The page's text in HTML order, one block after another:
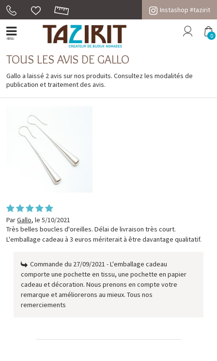
Instashop #tazirit
MENU 0
TOUS LES AVIS DE GALLO
Gallo a laissé 2 avis sur nos produits. Consultez lesmodalités de
publication et traitement des avis.
ParGallo,le 5/10/2021
Très belles boucles d'oreilles. Délai de livraison très court.
L'emballage cadeau à 3 euros mériterait à être davantage qualitatif.
Commande du 27/09/2021 - L'emballage cadeau
comporte une pochette en tissu, une pochette en papier
cadeau et décoration. Nous prenons en compte votre
remarque et améliorerons au mieux. Tous nos
remerciements